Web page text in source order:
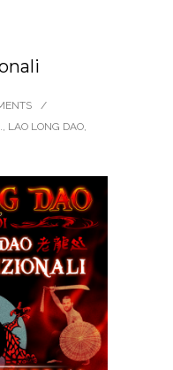
/
, LAO LONG DAO,